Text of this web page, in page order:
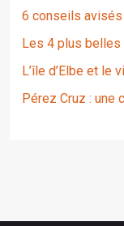
6 conseils
Les 4 plus belles
L’île d’Elbe et le
Pérez Cruz : une